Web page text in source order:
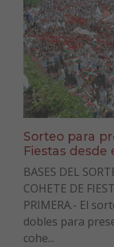
Sorteo para
Fiestas
BASES DEL
COHETE DE
PRIMERA.- El
dobles para
cohe...